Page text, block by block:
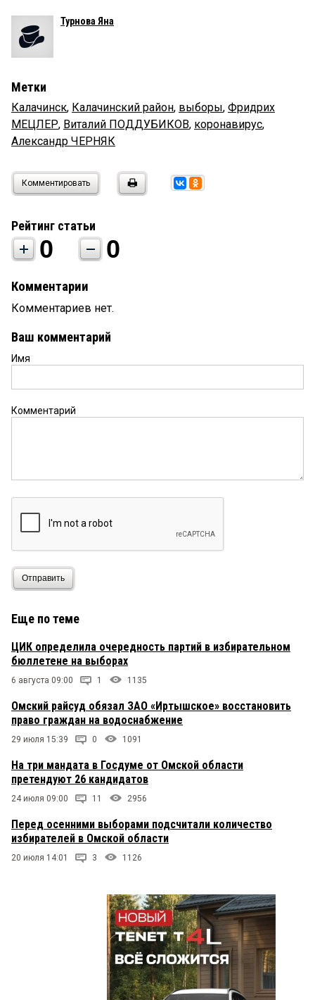
Турнова Яна
Метки
Калачинск, Калачинский район, выборы, Фридрих
МЕЦЛЕР, Виталий ПОДДУБИКОВ, коронавирус,
Александр ЧЕРНЯК
Комментировать
Рейтинг статьи
0 0
Комментарии
Комментариев нет.
Ваш комментарий
Имя
Комментарий
Отправить
Еще по теме
ЦИК определила очередность партий в избирательном
бюллетене на выборах
6 августа 09:00 1 1135
Омский райсуд обязал ЗАО «Иртышское» восстановить
право граждан на водоснабжение
29 июля 15:39 0 1091
На три мандата в Госдуме от Омской области
претендуют 26 кандидатов
24 июля 09:00 11 2956
Перед осенними выборами подсчитали количество
избирателей в Омской области
20 июля 14:01 3 1126